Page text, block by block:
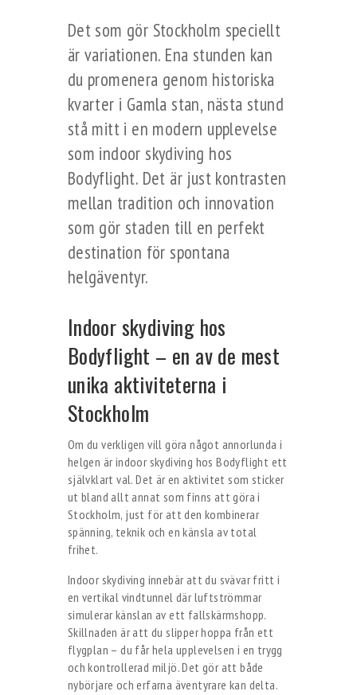
Det som gör Stockholm speciellt
är variationen. Ena stunden kan
du promenera genom historiska
kvarter i Gamla stan, nästa stund
stå mitt i en modern upplevelse
som indoor skydiving hos
Bodyflight. Det är just kontrasten
mellan tradition och innovation
som gör staden till en perfekt
destination för spontana
helgäventyr.
Indoor skydiving hos
Bodyflight – en av de mest
unika aktiviteterna i
Stockholm
Om du verkligen vill göra något annorlunda i
helgen är indoor skydiving hos Bodyflight ett
självklart val. Det är en aktivitet som sticker
ut bland allt annat som finns att göra i
Stockholm, just för att den kombinerar
spänning, teknik och en känsla av total
frihet.
Indoor skydiving innebär att du svävar fritt i
en vertikal vindtunnel där luftströmmar
simulerar känslan av ett fallskärmshopp.
Skillnaden är att du slipper hoppa från ett
flygplan – du får hela upplevelsen i en trygg
och kontrollerad miljö. Det gör att både
nybörjare och erfarna äventyrare kan delta.